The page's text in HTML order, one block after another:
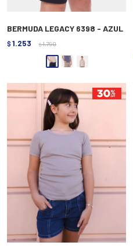
BERMUDA LEGACY 6398 - AZUL
$ 1.253 $ 1.790